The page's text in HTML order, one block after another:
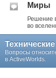
Миры
Решение
во
Вопросы
в ActiveWorlds.